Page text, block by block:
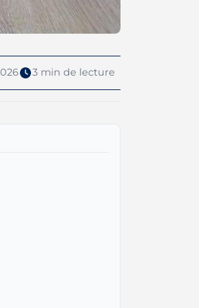
3 min de lecture